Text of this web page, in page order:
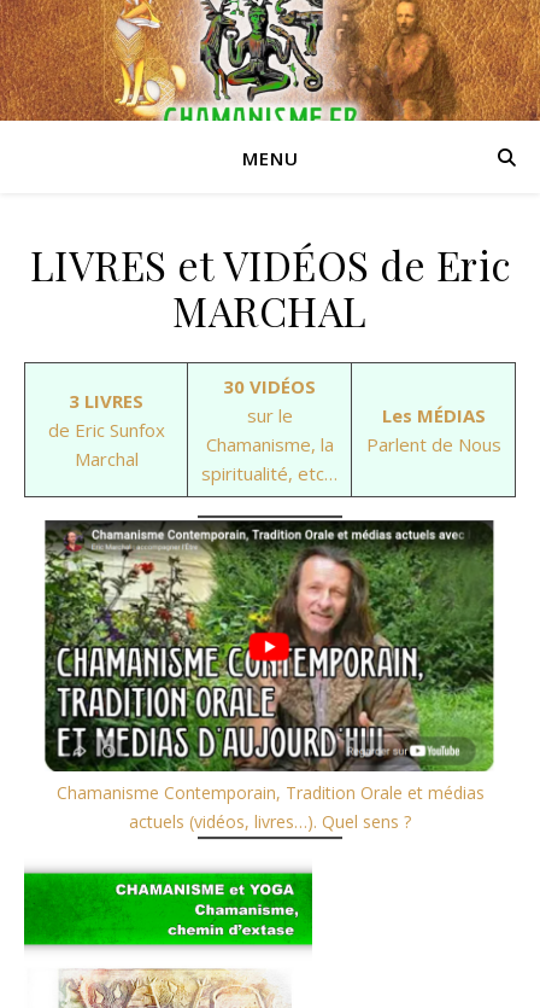
MENU
LIVRES et VIDÉOS de Eric
MARCHAL
3 LIVRES
de Eric Sunfox
Marchal
30 VIDÉOS
sur le
Chamanisme, la
spiritualité, etc…
Les MÉDIAS
Parlent de Nous
Chamanisme Contemporain, Tradition Orale et médias
actuels (vidéos, livres…). Quel sens ?